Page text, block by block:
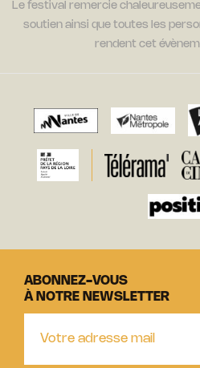
Le festival remercie
soutien ainsi que toutes les
rendent cet
ABONNEZ-VOUS
À NOTRE NEWSLETTER